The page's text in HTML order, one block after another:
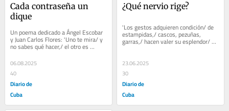
Cada contraseña un
dique
Un poema dedicado a Ángel Escobar
y Juan Carlos Flores: 'Uno te mira/ y
no sabes qué hacer,/ el otro es
mirado,/ te puede tragar/ sin
mucha...
06.08.2025
40
Diario de
Cuba
¿Qué nervio rige?
'Los gestos adquieren condición/ de
estampidas,/ cascos, pezuñas,
garras,/ hacen valer su esplendor/
sobre el asfalto'.
23.06.2025
30
Diario de
Cuba